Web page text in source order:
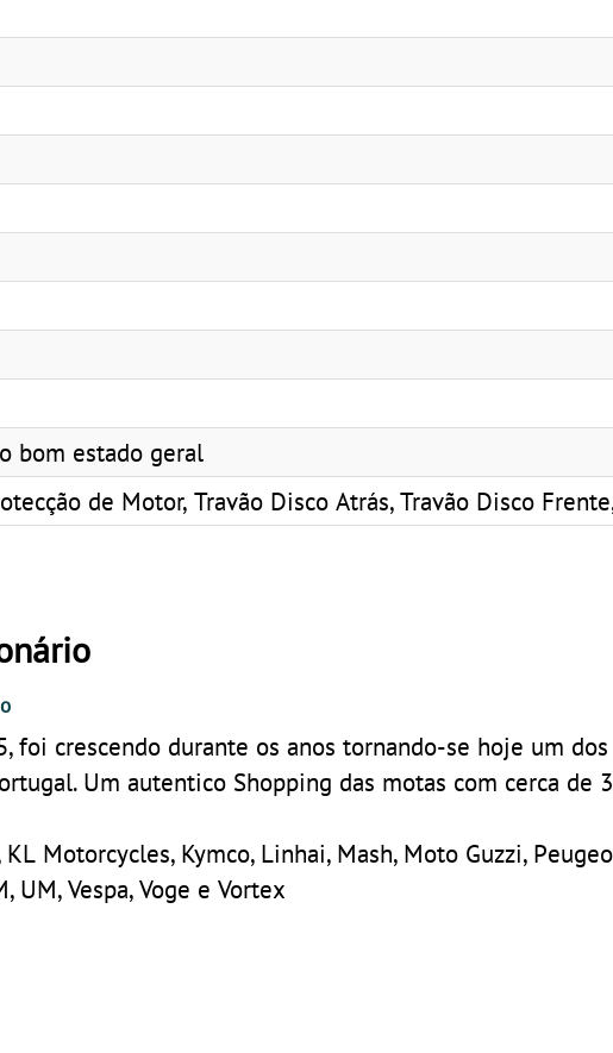
bom estado geral
de Motor, Travão Disco Atrás, Travão Disco
foi crescendo durante os anos tornando-se hoje um
Um autentico Shopping das motas com cerca de
Motorcycles, Kymco, Linhai, Mash, Moto Guzzi,
UM, Vespa, Voge e Vortex